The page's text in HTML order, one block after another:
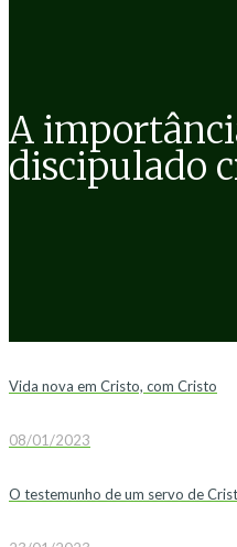
A
discipulado
Vida nova em Cristo, com Cristo
08/01/2023
O testemunho de um servo de